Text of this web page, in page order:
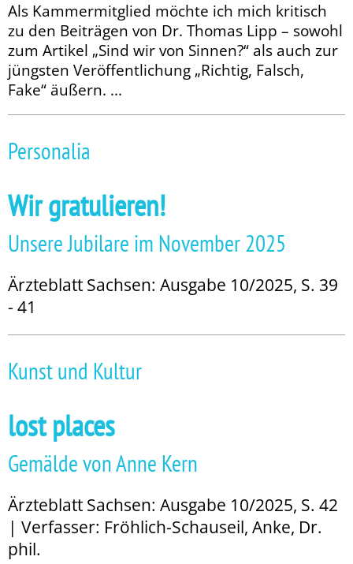
Als Kammermitglied möchte ich mich kritisch
zu den Beiträgen von Dr. Thomas Lipp – sowohl
zum Artikel „Sind wir von Sinnen?“ als auch zur
jüngsten Veröffentlichung „Richtig, Falsch,
Fake“ äußern. ...
Personalia
Wir gratulieren!
Unsere Jubilare im November 2025
Ärzteblatt Sachsen: Ausgabe 10/2025, S. 39
- 41
Kunst und Kultur
lost places
Gemälde von Anne Kern
Ärzteblatt Sachsen: Ausgabe 10/2025, S. 42
| Verfasser: Fröhlich-Schauseil, Anke, Dr.
phil.